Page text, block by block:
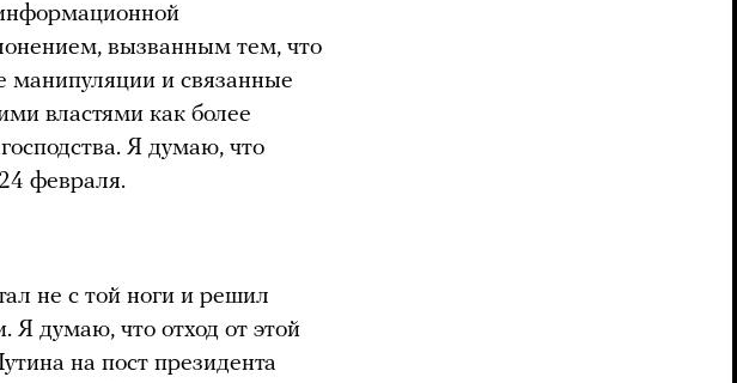
вызванным тем, что
и связанные
властями как более
Я думаю, что
февраля.
не с той ноги и решил
Я думаю, что отход от этой
на пост президента